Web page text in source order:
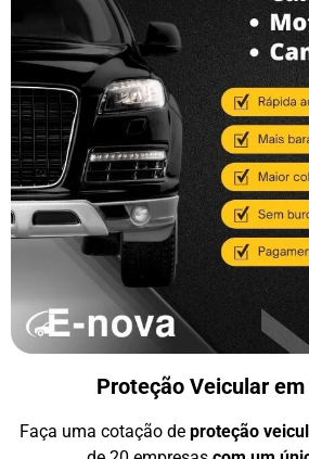
Proteção Veicular
Faça uma cotação de proteção